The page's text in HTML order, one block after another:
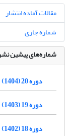
مقالات آماده انتشار
شماره جاری
شماره‌های پیشین
دوره 20 (1404)
دوره 19 (1403)
دوره 18 (1402)